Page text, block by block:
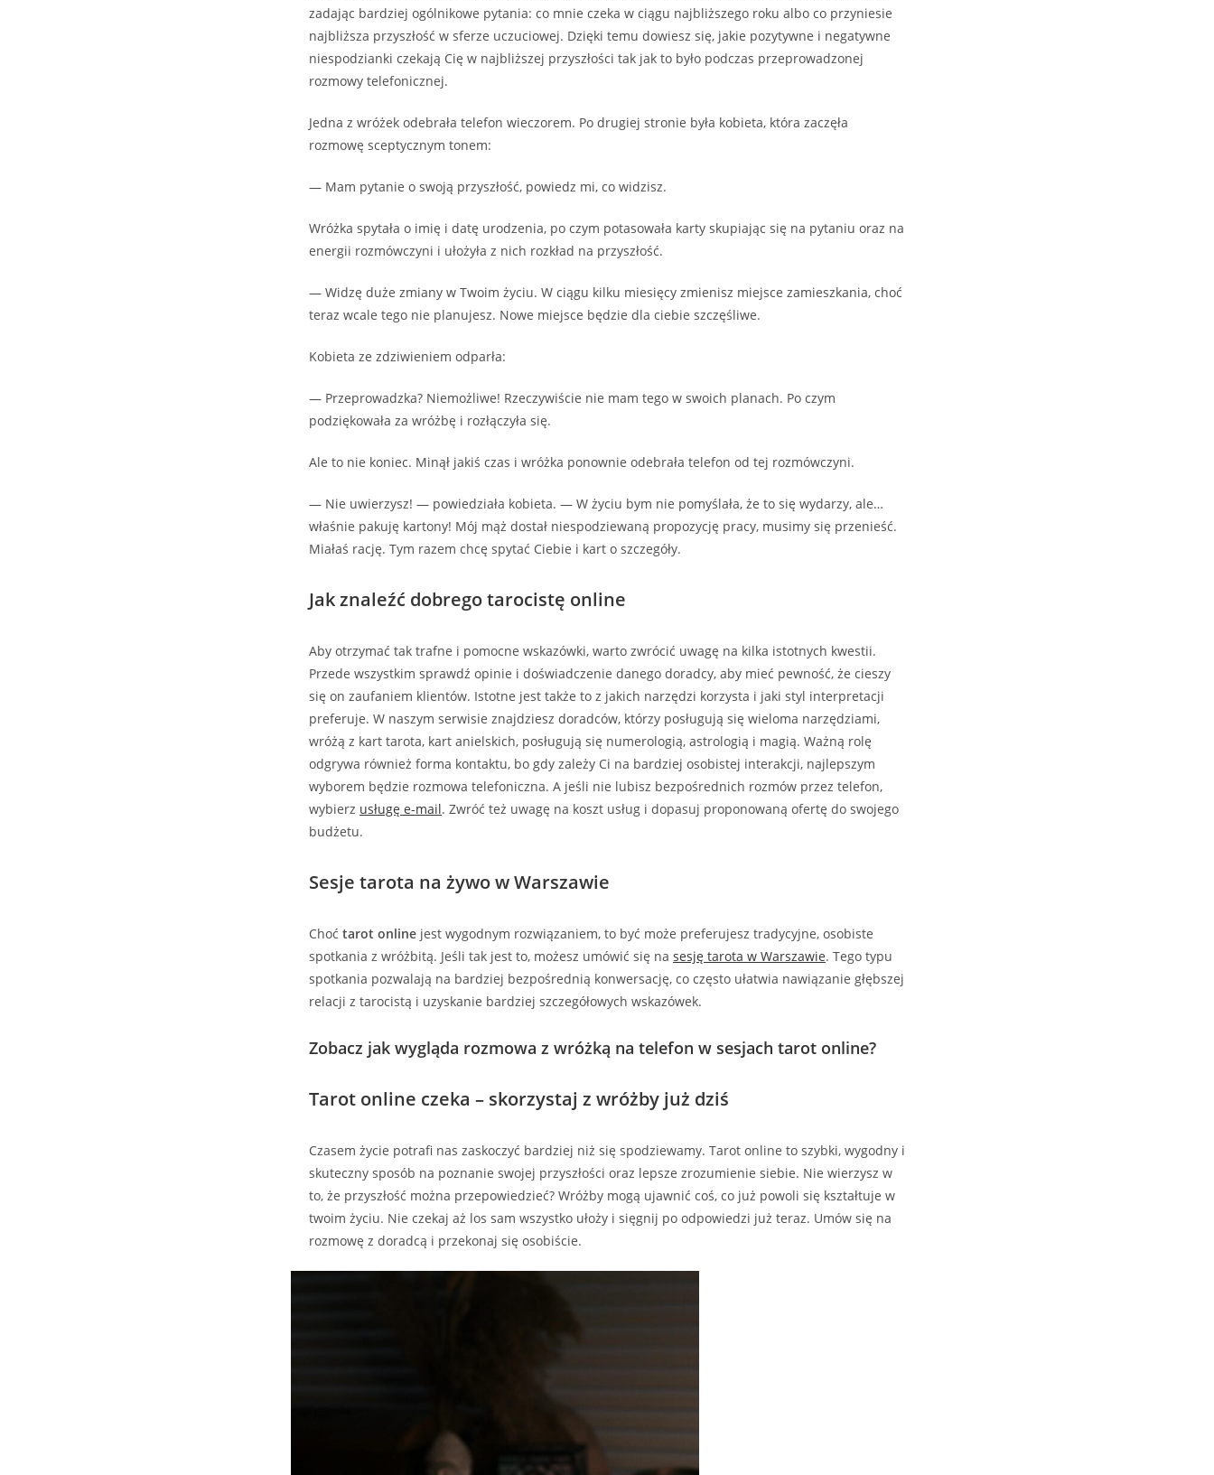
zadając bardziej ogólnikowe pytania: co mnie czeka w ciągu najbliższego roku albo co przyniesie
najbliższa przyszłość w sferze uczuciowej. Dzięki temu dowiesz się, jakie pozytywne i negatywne
niespodzianki czekają Cię w najbliższej przyszłości tak jak to było podczas przeprowadzonej
rozmowy telefonicznej.
Jedna z wróżek odebrała telefon wieczorem. Po drugiej stronie była kobieta, która zaczęła
rozmowę sceptycznym tonem:
— Mam pytanie o swoją przyszłość, powiedz mi, co widzisz.
Wróżka spytała o imię i datę urodzenia, po czym potasowała karty skupiając się na pytaniu oraz na
energii rozmówczyni i ułożyła z nich rozkład na przyszłość.
— Widzę duże zmiany w Twoim życiu. W ciągu kilku miesięcy zmienisz miejsce zamieszkania, choć
teraz wcale tego nie planujesz. Nowe miejsce będzie dla ciebie szczęśliwe.
Kobieta ze zdziwieniem odparła:
— Przeprowadzka? Niemożliwe! Rzeczywiście nie mam tego w swoich planach. Po czym
podziękowała za wróżbę i rozłączyła się.
Ale to nie koniec. Minął jakiś czas i wróżka ponownie odebrała telefon od tej rozmówczyni.
— Nie uwierzysz! — powiedziała kobieta. — W życiu bym nie pomyślała, że to się wydarzy, ale…
właśnie pakuję kartony! Mój mąż dostał niespodziewaną propozycję pracy, musimy się przenieść.
Miałaś rację. Tym razem chcę spytać Ciebie i kart o szczegóły.
Jak znaleźć dobrego tarocistę online
Aby otrzymać tak trafne i pomocne wskazówki, warto zwrócić uwagę na kilka istotnych kwestii.
Przede wszystkim sprawdź opinie i doświadczenie danego doradcy, aby mieć pewność, że cieszy
się on zaufaniem klientów. Istotne jest także to z jakich narzędzi korzysta i jaki styl interpretacji
preferuje. W naszym serwisie znajdziesz doradców, którzy posługują się wieloma narzędziami,
wróżą z kart tarota, kart anielskich, posługują się numerologią, astrologią i magią. Ważną rolę
odgrywa również forma kontaktu, bo gdy zależy Ci na bardziej osobistej interakcji, najlepszym
wyborem będzie rozmowa telefoniczna. A jeśli nie lubisz bezpośrednich rozmów przez telefon,
wybierz usługę e-mail. Zwróć też uwagę na koszt usług i dopasuj proponowaną ofertę do swojego
budżetu.
Sesje tarota na żywo w Warszawie
Choć tarot online jest wygodnym rozwiązaniem, to być może preferujesz tradycyjne, osobiste
spotkania z wróżbitą. Jeśli tak jest to, możesz umówić się na sesję tarota w Warszawie. Tego typu
spotkania pozwalają na bardziej bezpośrednią konwersację, co często ułatwia nawiązanie głębszej
relacji z tarocistą i uzyskanie bardziej szczegółowych wskazówek.
Zobacz jak wygląda rozmowa z wróżką na telefon w sesjach tarot online?
Tarot online czeka – skorzystaj z wróżby już dziś
Czasem życie potrafi nas zaskoczyć bardziej niż się spodziewamy. Tarot online to szybki, wygodny i
skuteczny sposób na poznanie swojej przyszłości oraz lepsze zrozumienie siebie. Nie wierzysz w
to, że przyszłość można przepowiedzieć? Wróżby mogą ujawnić coś, co już powoli się kształtuje w
twoim życiu. Nie czekaj aż los sam wszystko ułoży i sięgnij po odpowiedzi już teraz. Umów się na
rozmowę z doradcą i przekonaj się osobiście.